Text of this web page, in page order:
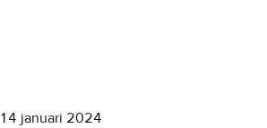
14 januari 2024